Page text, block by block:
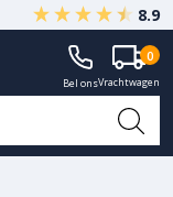
Altijd met fabrieksgarantie
8.9
Bel onsVrachtwagen
0